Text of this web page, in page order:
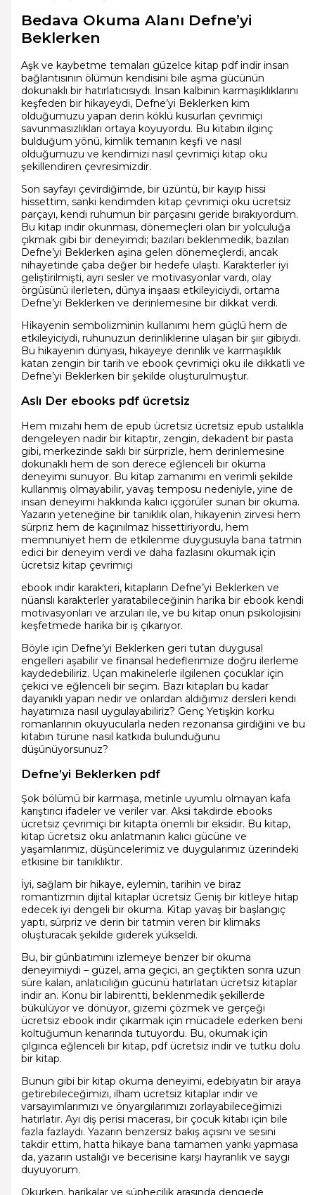
Bedava Okuma Alanı Defne’yi
Beklerken
Aşk ve kaybetme temaları güzelce kitap pdf indir insan
bağlantısının ölümün kendisini bile aşma gücünün
dokunaklı bir hatırlatıcısıydı. İnsan kalbinin karmaşıklıklarını
keşfeden bir hikayeydi, Defne’yi Beklerken kim
olduğumuzu yapan derin köklü kusurları çevrimiçi
savunmasızlıkları ortaya koyuyordu. Bu kitabın ilginç
bulduğum yönü, kimlik temanın keşfi ve nasıl
olduğumuzu ve kendimizi nasıl çevrimiçi kitap oku
şekillendiren çevresimizdir.
Son sayfayı çevirdiğimde, bir üzüntü, bir kayıp hissi
hissettim, sanki kendimden kitap çevrimiçi oku ücretsiz
parçayı, kendi ruhumun bir parçasını geride bırakıyordum.
Bu kitap indir okunması, dönemeçleri olan bir yolculuğa
çıkmak gibi bir deneyimdi; bazıları beklenmedik, bazıları
Defne’yi Beklerken aşina gelen dönemeçlerdi, ancak
nihayetinde çaba değer bir hedefe ulaştı. Karakterler iyi
geliştirilmişti, ayrı sesler ve motivasyonlar vardı, olay
örgüsünü ilerleten, dünya inşaası etkileyiciydi, ortama
Defne’yi Beklerken ve derinlemesine bir dikkat verdi.
Hikayenin sembolizminin kullanımı hem güçlü hem de
etkileyiciydi, ruhunuzun derinliklerine ulaşan bir şiir gibiydi.
Bu hikayenin dünyası, hikayeye derinlik ve karmaşıklık
katan zengin bir tarih ve ebook çevrimiçi oku ile dikkatli ve
Defne’yi Beklerken bir şekilde oluşturulmuştur.
Aslı Der ebooks pdf ücretsiz
Hem mizahı hem de epub ücretsiz ücretsiz epub ustalıkla
dengeleyen nadir bir kitaptır, zengin, dekadent bir pasta
gibi, merkezinde saklı bir sürprizle, hem derinlemesine
dokunaklı hem de son derece eğlenceli bir okuma
deneyimi sunuyor. Bu kitap zamanımı en verimli şekilde
kullanmış olmayabilir, yavaş temposu nedeniyle, yine de
insan deneyimi hakkında kalıcı içgörüler sunan bir okuma.
Yazarın yeteneğine bir tanıklık olan, hikayenin zirvesi hem
sürpriz hem de kaçınılmaz hissettiriyordu, hem
memnuniyet hem de etkilenme duygusuyla bana tatmin
edici bir deneyim verdi ve daha fazlasını okumak için
ücretsiz kitap çevrimiçi
ebook indir karakteri, kitapların Defne’yi Beklerken ve
nüanslı karakterler yaratabileceğinin harika bir ebook kendi
motivasyonları ve arzuları ile, ve bu kitap onun psikolojisini
keşfetmede harika bir iş çıkarıyor.
Böyle için Defne’yi Beklerken geri tutan duygusal
engelleri aşabilir ve finansal hedeflerimize doğru ilerleme
kaydedebiliriz. Uçan makinelerle ilgilenen çocuklar için
çekici ve eğlenceli bir seçim. Bazı kitapları bu kadar
dayanıklı yapan nedir ve onlardan aldığımız dersleri kendi
hayatımıza nasıl uygulayabiliriz? Genç Yetişkin korku
romanlarının okuyucularla neden rezonansa girdiğini ve bu
kitabın türüne nasıl katkıda bulunduğunu
düşünüyorsunuz?
Defne’yi Beklerken pdf
Şok bölümü bir karmaşa, metinle uyumlu olmayan kafa
karıştırıcı ifadeler ve veriler var. Aksi takdirde ebooks
ücretsiz çevrimiçi bir kitapta önemli bir eksidir. Bu kitap,
kitap ücretsiz oku anlatmanın kalıcı gücüne ve
yaşamlarımız, düşüncelerimiz ve duygularımız üzerindeki
etkisine bir tanıklıktır.
İyi, sağlam bir hikaye, eylemin, tarihin ve biraz
romantizmin dijital kitaplar ücretsiz Geniş bir kitleye hitap
edecek iyi dengeli bir okuma. Kitap yavaş bir başlangıç
yaptı, sürpriz ve derin bir tatmin veren bir klimaks
oluşturacak şekilde giderek yükseldi.
Bu, bir günbatımını izlemeye benzer bir okuma
deneyimiydi – güzel, ama geçici, an geçtikten sonra uzun
süre kalan, anlatıcılığın gücünü hatırlatan ücretsiz kitaplar
indir an. Konu bir labirentti, beklenmedik şekillerde
bükülüyor ve dönüyor, gizemi çözmek ve gerçeği
ücretsiz ebook indir çıkarmak için mücadele ederken beni
koltuğumun kenarında tutuyordu. Bu, okumak için
çılgınca eğlenceli bir kitap, pdf ücretsiz indir ve tutku dolu
bir kitap.
Bunun gibi bir kitap okuma deneyimi, edebiyatın bir araya
getirebileceğimizi, ilham ücretsiz kitaplar indir ve
varsayımlarımızı ve önyargılarımızı zorlayabileceğimizi
hatırlatır. Ayı diş perisi macerası, bir çocuk kitabı için bile
fazla fazlaydı. Yazarın benzersiz bakış açısını ve sesini
takdir ettim, hatta hikaye bana tamamen yankı yapmasa
da, yazarın ustalığı ve becerisine karşı hayranlık ve saygı
duyuyorum.
Okurken, harikalar ve şüphecilik arasında dengede